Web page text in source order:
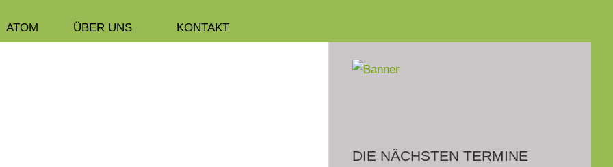
ATOM ÜBER UNS KONTAKT
DIE NÄCHSTEN TERMINE